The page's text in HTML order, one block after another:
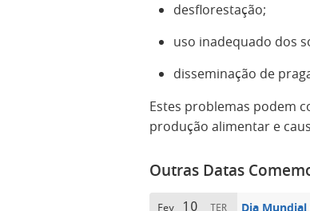
desflorestação;
uso inadequado dos
disseminação de
Estes problemas podem
produção alimentar e
Outras Datas
Fev 10 TER Dia